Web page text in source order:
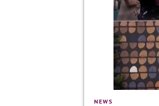
NEWS